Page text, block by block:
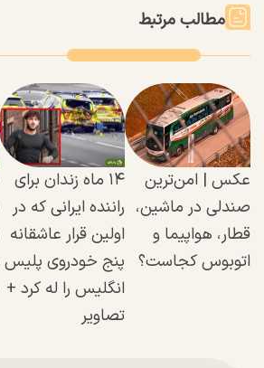
مطالب مرتبط
عکس | امن‌ترین
صندلی در ماشین،
قطار، هواپیما و
اتوبوس کجاست؟
۱۴ ماه زندان برای
راننده ایرانی که در
اولین قرار عاشقانه
پنج خودروی پلیس
انگلیس را له کرد +
تصاویر